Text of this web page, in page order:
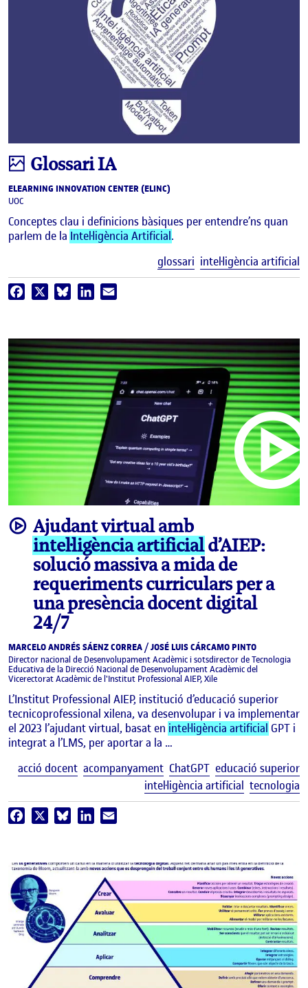
Infografia
Glossari IA
ELEARNING INNOVATION CENTER (ELINC)
UOC
Conceptes clau i definicions bàsiques per entendre’ns quan
parlem de la Intel·ligència Artificial.
glossari intel·ligència artificial
Facebook BlueskyLinkedIn
videoAjudant virtual amb
intel·ligència artificiald’AIEP:
solució massiva a mida de
requeriments curriculars per a
una presència docent digital
24/7
MARCELO ANDRÉS SÁENZ CORREA / JOSÉ LUIS CÁRCAMO PINTO
Director nacional de Desenvolupament Acadèmic i sotsdirector de Tecnologia
Educativa de la Direcció Nacional de Desenvolupament Acadèmic del
Vicerectorat Acadèmic de l'Institut Professional AIEP, Xile
L’Institut Professional AIEP, institució d’educació superior
tecnicoprofessional xilena, va desenvolupar i va implementar
el 2023 l’ajudant virtual, basat en intel·ligència artificial GPT i
integrat a l’LMS, per aportar a la …
acció docent acompanyament ChatGPT educació superior
intel·ligència artificial tecnologia
Facebook BlueskyLinkedIn